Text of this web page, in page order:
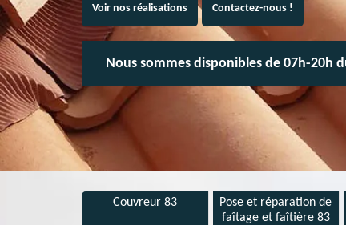
Voir nos réalisations Contactez-nous !
Nous sommes disponibles de 07h-20h
Couvreur 83
Pose et réparation de
faîtage et faîtière 83